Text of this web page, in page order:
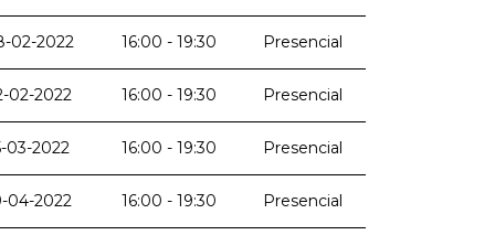
02-2022 16:00 - 19:30 Presencial
02-2022 16:00 - 19:30 Presencial
03-2022 16:00 - 19:30 Presencial
04-2022 16:00 - 19:30 Presencial